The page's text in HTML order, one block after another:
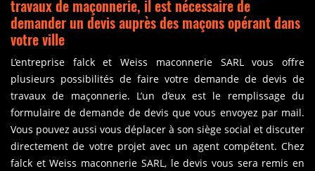
travaux de maçonnerie, il est nécessaire de
demander un devis auprès des maçons opérant dans
votre ville
L’entreprise falck et Weiss maconnerie SARL vous offre
plusieurs possibilités de faire votre demande de devis de
travaux de maçonnerie. L’un d’eux est le remplissage du
formulaire de demande de devis que vous envoyez par mail.
Vous pouvez aussi vous déplacer à son siège social et discuter
directement de votre projet avec un agent compétent. Chez
falck et Weiss maconnerie SARL, le devis vous sera remis en